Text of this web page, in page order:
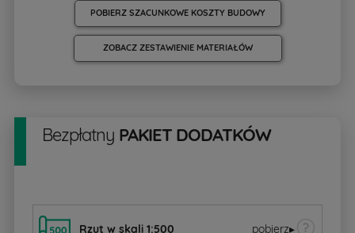
POBIERZ SZACUNKOWE KOSZTY BUDOWY
ZOBACZ ZESTAWIENIE MATERIAŁÓW
Bezpłatny PAKIET DODATKÓW
Rzut w skali 1:500 pobierz▸